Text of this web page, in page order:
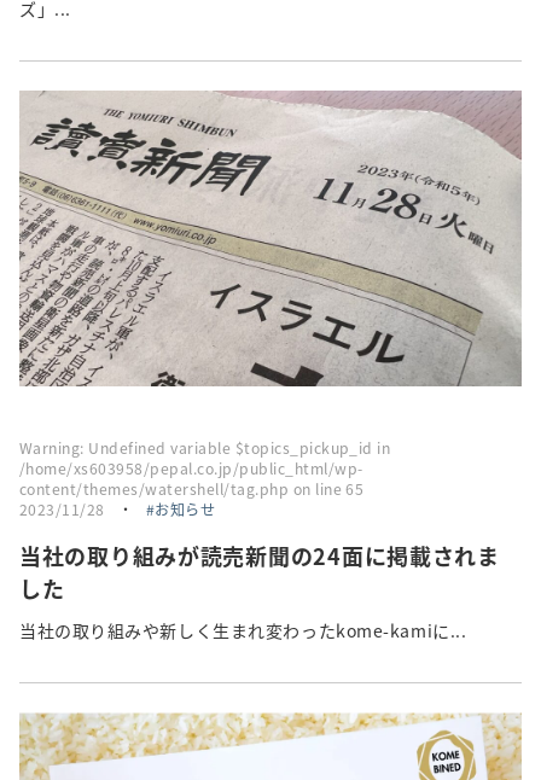
ズ」...
Warning: Undefined variable $topics_pickup_id in
/home/xs603958/pepal.co.jp/public_html/wp-
content/themes/watershell/tag.php on line65
2023/11/28
・ お知らせ
当社の取り組みが読売新聞の24面に掲載されま
した
当社の取り組みや新しく生まれ変わったkome-kamiに...